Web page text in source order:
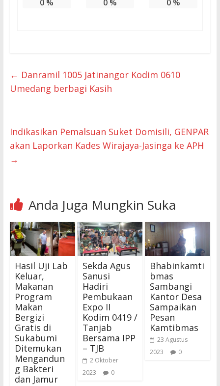
0 % 0% 0%
← Danramil 1005 Jatinangor Kodim 0610
Umedang berbagi Kasih
Indikasikan Pemalsuan Suket Domisili, GENPAR
akan Laporkan Kades Wirajaya-Jasinga ke APH
→
Anda Juga Mungkin Suka
Hasil Uji Lab
Keluar,
Makanan
Program
Makan
Bergizi
Gratis di
Sukabumi
Ditemukan
Mengandun
g Bakteri
dan Jamur
Sekda Agus
Sanusi
Hadiri
Pembukaan
Expo II
Kodim 0419 /
Tanjab
Bersama IPP
– TJB
2 Oktober
2023
0
Bhabinkamti
bmas
Sambangi
Kantor Desa
Sampaikan
Pesan
Kamtibmas
23 Agustus
2023
0